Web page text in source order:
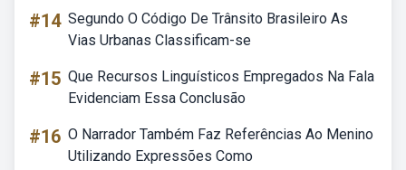
#14 Segundo O Código De Trânsito Brasileiro As
Vias Urbanas Classificam-se
#15 Que Recursos Linguísticos Empregados Na Fala
Evidenciam Essa Conclusão
#16 O Narrador Também Faz Referências Ao Menino
Utilizando Expressões Como